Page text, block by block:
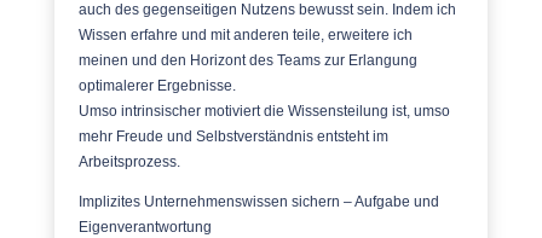
auch des gegenseitigen Nutzens bewusst sein. Indem ich
Wissen erfahre und mit anderen teile, erweitere ich
meinen und den Horizont des Teams zur Erlangung
optimalerer Ergebnisse.
Umso intrinsischer motiviert die Wissensteilung ist, umso
mehr Freude und Selbstverständnis entsteht im
Arbeitsprozess.
Implizites Unternehmenswissen sichern – Aufgabe und
Eigenverantwortung